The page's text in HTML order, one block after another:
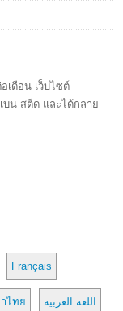
เดือน เว็บไซต์
บน สตีด และได้กลาย
Français
ไทย اللغة العربية